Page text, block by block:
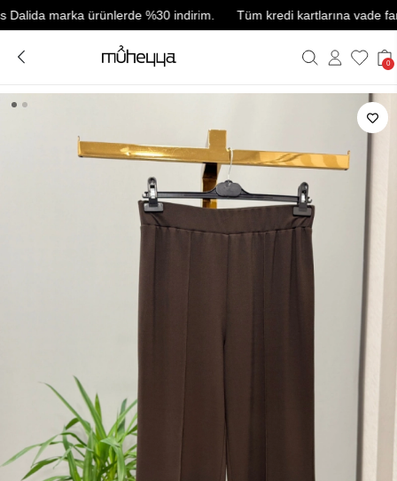
marka ürünlerde %30 indirim. Tüm kredi kartlarına vade farksız
0